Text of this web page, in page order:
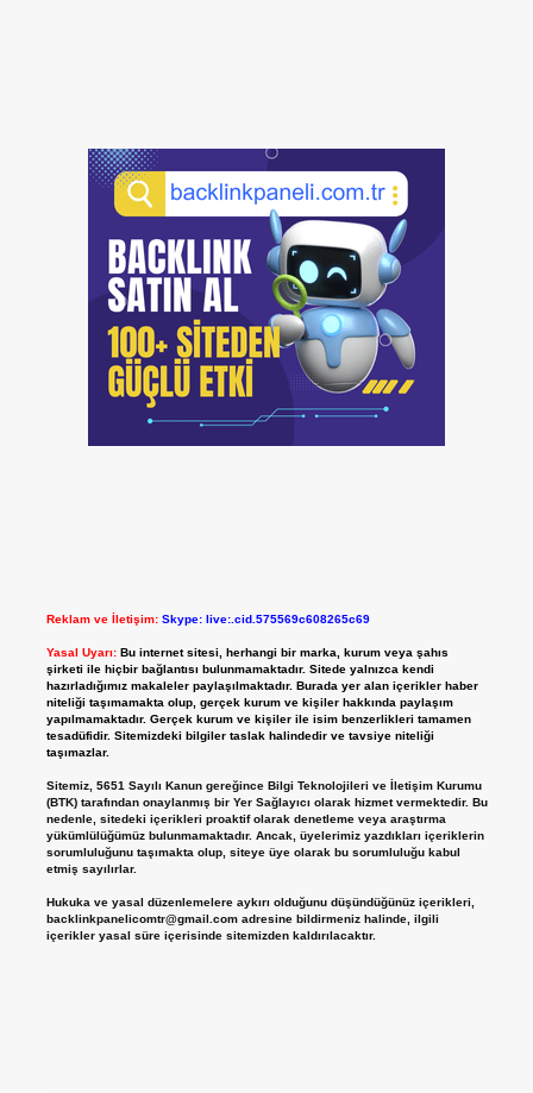
Reklam ve İletişim: Skype: live:.cid.575569c608265c69
Yasal Uyarı: Bu internet sitesi, herhangi bir marka, kurum veya şahıs
şirketi ile hiçbir bağlantısı bulunmamaktadır. Sitede yalnızca kendi
hazırladığımız makaleler paylaşılmaktadır. Burada yer alan içerikler haber
niteliği taşımamakta olup, gerçek kurum ve kişiler hakkında paylaşım
yapılmamaktadır. Gerçek kurum ve kişiler ile isim benzerlikleri tamamen
tesadüfidir. Sitemizdeki bilgiler taslak halindedir ve tavsiye niteliği
taşımazlar.
Sitemiz, 5651 Sayılı Kanun gereğince Bilgi Teknolojileri ve İletişim Kurumu
(BTK) tarafından onaylanmış bir Yer Sağlayıcı olarak hizmet vermektedir. Bu
nedenle, sitedeki içerikleri proaktif olarak denetleme veya araştırma
yükümlülüğümüz bulunmamaktadır. Ancak, üyelerimiz yazdıkları içeriklerin
sorumluluğunu taşımakta olup, siteye üye olarak bu sorumluluğu kabul
etmiş sayılırlar.
Hukuka ve yasal düzenlemelere aykırı olduğunu düşündüğünüz içerikleri,
backlinkpanelicomtr@gmail.comadresine bildirmeniz halinde, ilgili
içerikler yasal süre içerisinde sitemizden kaldırılacaktır.